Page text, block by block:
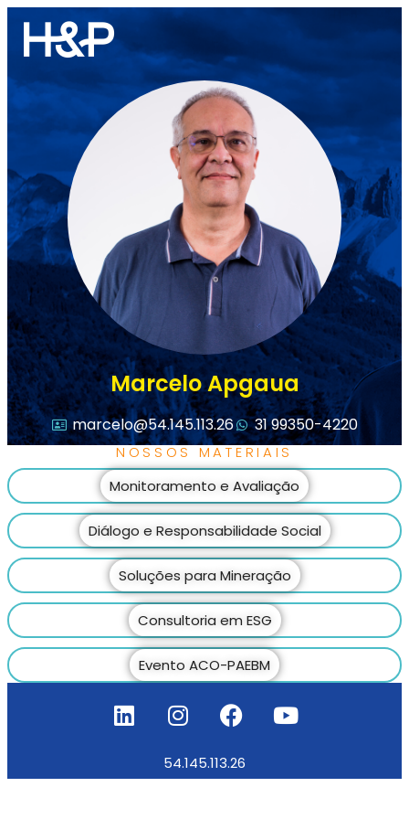
Marcelo Apgaua
marcelo@54.145.113.26 31 99350-4220
NOSSOS MATERIAIS
Monitoramento e Avaliação
Diálogo e Responsabilidade Social
Soluções para Mineração
Consultoria em ESG
Evento ACO-PAEBM
54.145.113.26